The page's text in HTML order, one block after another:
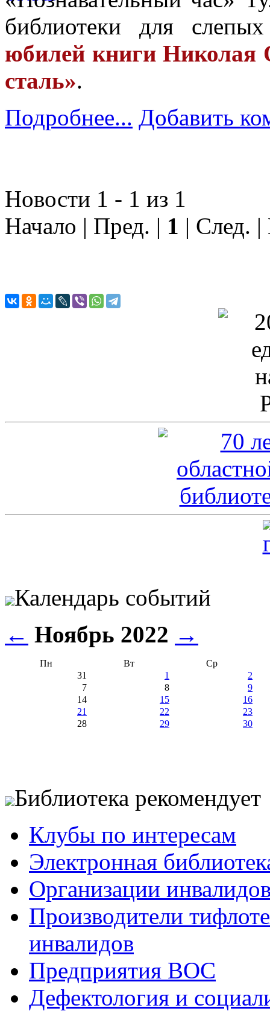
библиотеки для
юбилей книги Николая
сталь».
Подробнее... Добавить
Новости 1 - 1 из 1
Начало | Пред. | 1 | След.
Календарь событий
← Ноябрь 2022 →
Пн Вт
Ср
31
1
2
7
8
9
14
15
16
21
22
23
28
29 30
Библиотека рекомендует
Клубы по интересам
Электронная
Организации
Производители
инвалидов
Предприятия ВОС
Дефектология и